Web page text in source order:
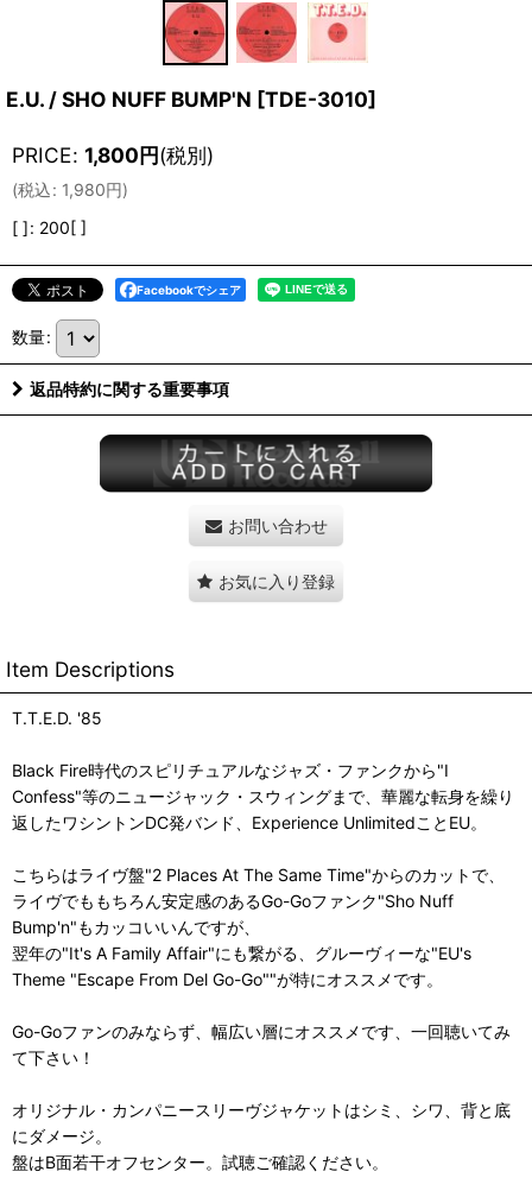
E.U. / SHO NUFF BUMP'N [TDE-3010]
PRICE: 1,800円(税別)
(税込: 1,980円)
[ ]: 200[ ]
Facebookでシェア
数量:
返品特約に関する重要事項
お問い合わせ
お気に入り登録
Item Descriptions
T.T.E.D. '85
Black Fire時代のスピリチュアルなジャズ・ファンクから"I
Confess"等のニュージャック・スウィングまで、華麗な転身を繰り
返したワシントンDC発バンド、Experience UnlimitedことEU。
こちらはライヴ盤"2 Places At The Same Time"からのカットで、
ライヴでももちろん安定感のあるGo-Goファンク"Sho Nuff
Bump'n"もカッコいいんですが、
翌年の"It's A Family Affair"にも繋がる、グルーヴィーな"EU's
Theme "Escape From Del Go-Go""が特にオススメです。
Go-Goファンのみならず、幅広い層にオススメです、一回聴いてみ
て下さい！
オリジナル・カンパニースリーヴジャケットはシミ、シワ、背と底
にダメージ。
盤はB面若干オフセンター。試聴ご確認ください。